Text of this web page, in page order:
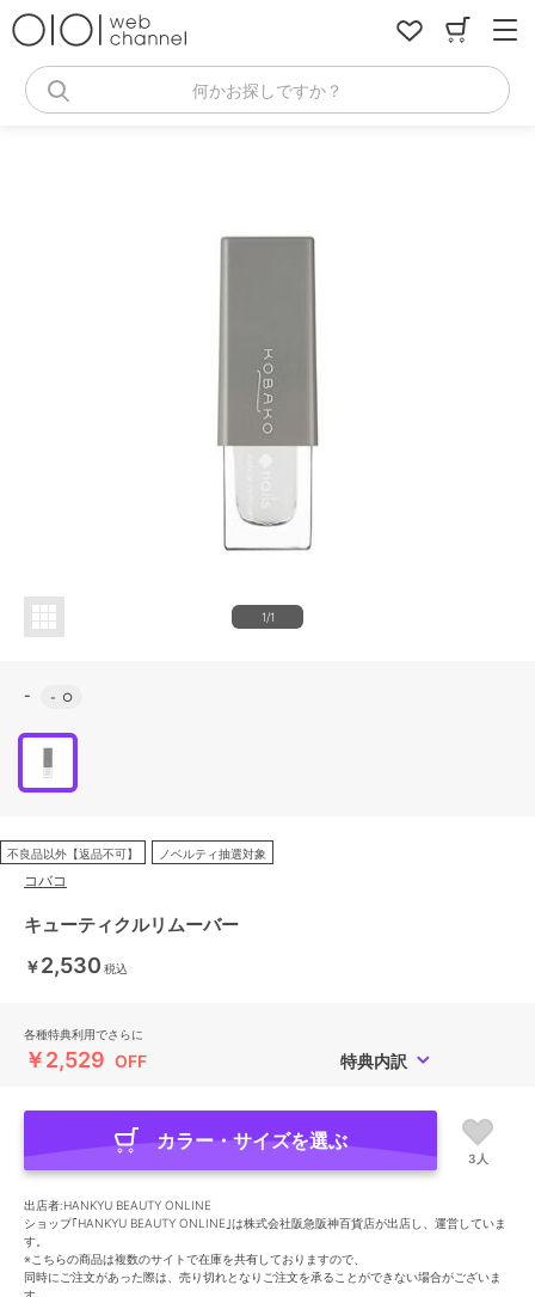
何かお探しですか？
1/1
- - ○
不良品以外【返品不可】 ノベルティ抽選対象
コバコ
キューティクルリムーバー
￥2,530 税込
各種特典利用でさらに
￥2,529 OFF 特典内訳
カラー・サイズを選ぶ
3人
出店者:HANKYU BEAUTY ONLINE
ショップ｢HANKYU BEAUTY ONLINE｣は株式会社阪急阪神百貨店が出店し、運営していま
す。
※こちらの商品は複数のサイトで在庫を共有しておりますので、
同時にご注文があった際は、売り切れとなりご注文を承ることができない場合がございま